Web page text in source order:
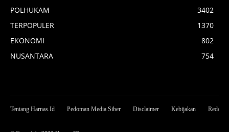
POLHUKAM
3402
TERPOPULER
1370
EKONOMI
802
NUSANTARA
754
Tentang Harnas.Id Pedoman Media Siber Disclaimer Kebijakan Redaksi